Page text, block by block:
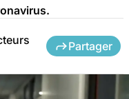
Partager